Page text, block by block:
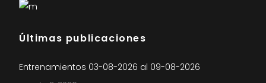
Últimas publicaciones
Entrenamientos 03-08-2026 al 09-08-2026